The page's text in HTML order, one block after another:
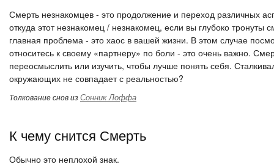
Смерть незнакомцев - это продолжение и переход различных
откуда этот незнакомец / незнакомец, если вы глубоко
главная проблема - это хаос в вашей жизни. В этом случае
относитесь к своему «партнеру» по боли - это очень важно.
переосмыслить или изучить, чтобы лучше понять себя.
окружающих не совпадает с реальностью?
Толкование снов изСонник Лоффа
К чему снится Смерть
Обычно это неплохой знак.